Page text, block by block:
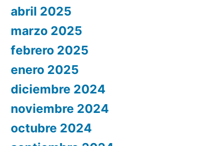
abril 2025
marzo 2025
febrero 2025
enero 2025
diciembre 2024
noviembre 2024
octubre 2024